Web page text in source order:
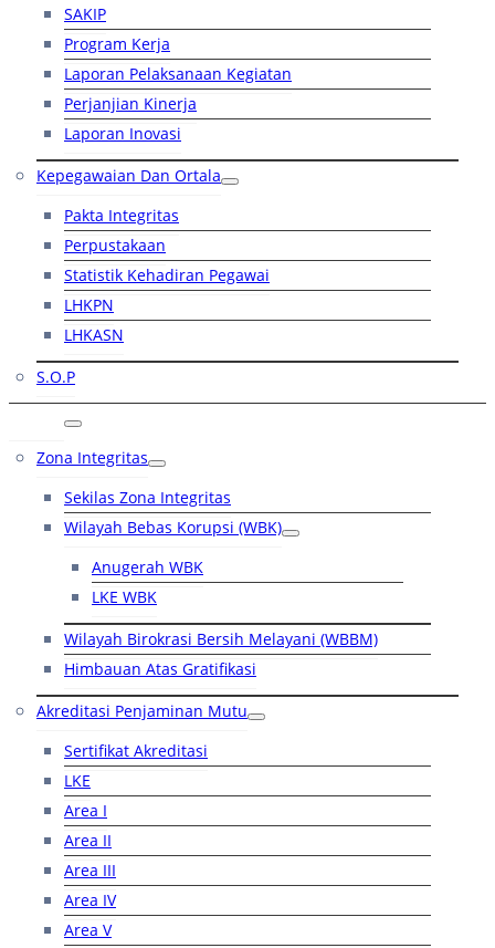
SAKIP
Program Kerja
Laporan Pelaksanaan Kegiatan
Perjanjian Kinerja
Laporan Inovasi
Kepegawaian Dan Ortala
Pakta Integritas
Perpustakaan
Statistik Kehadiran Pegawai
LHKPN
LHKASN
S.O.P
Zona Integritas
Sekilas Zona Integritas
Wilayah Bebas Korupsi (WBK)
Anugerah WBK
LKE WBK
Wilayah Birokrasi Bersih Melayani (WBBM)
Himbauan Atas Gratifikasi
Akreditasi Penjaminan Mutu
Sertifikat Akreditasi
LKE
Area I
Area II
Area III
Area IV
Area V